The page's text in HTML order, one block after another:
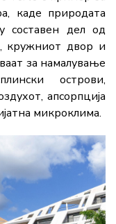
каде природата
составен дел од
кружниот двор и
за намалување
острови,
апсорпција
микроклима.